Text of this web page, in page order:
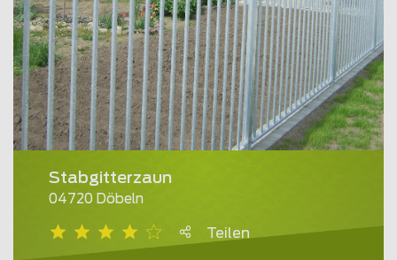
Stabgitterzaun
04720 Döbeln
Teilen